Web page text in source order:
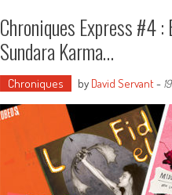
Chroniques Express #4
Sundara Karma…
Chroniques by David Servant-